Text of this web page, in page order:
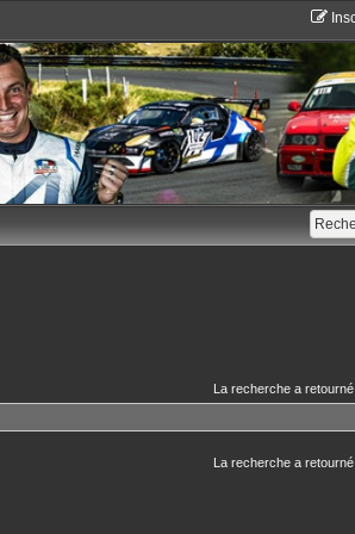
La recherche a
La recherche a